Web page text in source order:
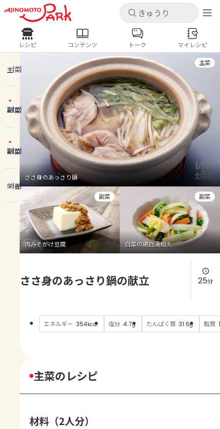
キャンセル
ログインするとレシピを保存できます
ログイン 新規登録
ホーム
コンテンツ
レシピ
トーク
よくあるお問い合わせ
お買い物
AJINOMOTO PARK とは
キャンセル
レシピ コンテンツ
人気の食材・レシピ
きゅうり なす トマト
とうもろこし
ピーマン
みょうが ゴーヤ
レシピ コンテンツ トーク マイレシピ
主菜
副菜
副菜
栄養
ささ身のあっさり鍋
主菜
肉みそがけ豆腐
副菜
白菜の鶏白湯和え
副菜
ささ身のあっさり鍋の献立 25分
エネルギー 354kcal 塩分 4.7g たんぱく質 31.6g 脂質
主菜のレシピ
材料（2人分）